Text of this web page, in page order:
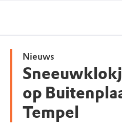
Nieuws
op
Tempel